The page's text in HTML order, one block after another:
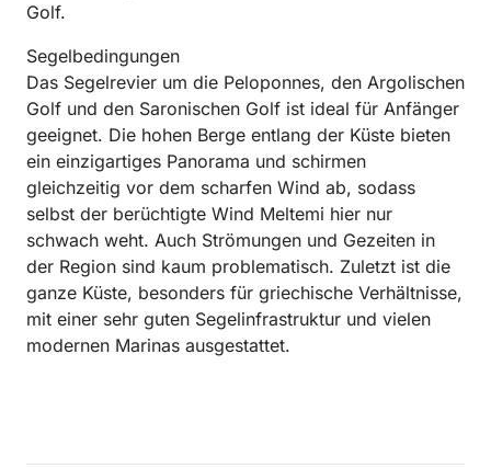
Golf.
Segelbedingungen
Das Segelrevier um die Peloponnes, den Argolischen
Golf und den Saronischen Golf ist ideal für Anfänger
geeignet. Die hohen Berge entlang der Küste bieten
ein einzigartiges Panorama und schirmen
gleichzeitig vor dem scharfen Wind ab, sodass
selbst der berüchtigte Wind Meltemi hier nur
schwach weht. Auch Strömungen und Gezeiten in
der Region sind kaum problematisch. Zuletzt ist die
ganze Küste, besonders für griechische Verhältnisse,
mit einer sehr guten Segelinfrastruktur und vielen
modernen Marinas ausgestattet.